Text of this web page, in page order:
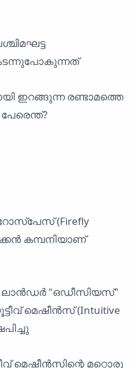
ഇറങ്ങുന്ന രണ്ടാമത്തെ
(Firefly
കമ്പനിയാണ്
"ഒഡീസിയസ്"
മെഷീൻസ് (Intuitive
മെഷീൻസിന്റെ മറ്റൊരു